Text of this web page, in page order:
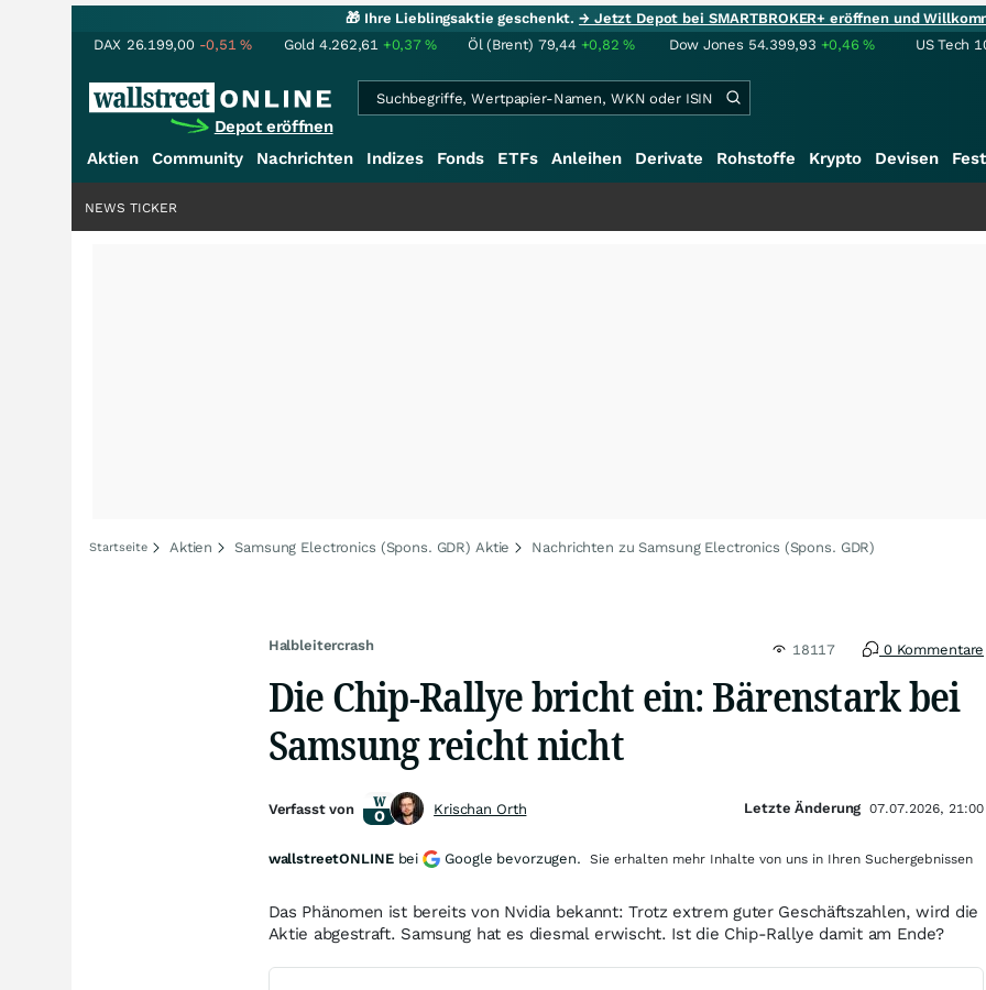
🎁 Ihre Lieblingsaktie geschenkt.→ Jetzt Depot bei SMARTBROKER+ eröffnen und
DAX 26.199,00 -0,51% Gold 4.262,61 +0,37% Öl (Brent) 79,44 +0,82% Dow Jones 54.399,93 +0,46% US Tech
Depot eröffnen
Aktien Community Nachrichten Indizes Fonds ETFs Anleihen Derivate Rohstoffe Krypto Devisen
NEWS TICKER
Startseite Aktien Samsung Electronics (Spons. GDR) Aktie Nachrichten zu Samsung Electronics (Spons. GDR)
Halbleitercrash 18117 0 Kommentare
Die Chip-Rallye bricht ein: Bärenstark bei
Samsung reicht nicht
Das Phänomen ist bereits von Nvidia bekannt: Trotz extrem guter Geschäftszahlen, wird die
Aktie abgestraft. Samsung hat es diesmal erwischt. Ist die Chip-Rallye damit am Ende?
Verfasst von Krischan Orth Letzte Änderung 07.07.2026, 21:00
wallstreetONLINE bei Google bevorzugen. Sie erhalten mehr Inhalte von uns in Ihren Suchergebnissen